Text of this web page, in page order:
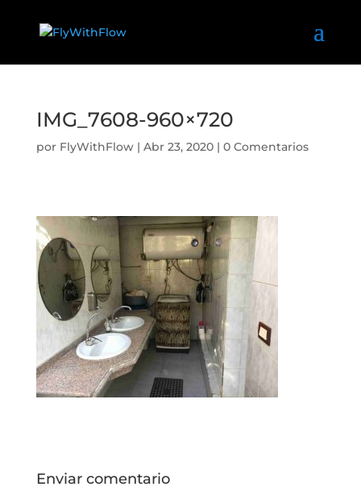
IMG_7608-960×720
por FlyWithFlow| Abr 23, 2020| 0 Comentarios
Enviar comentario